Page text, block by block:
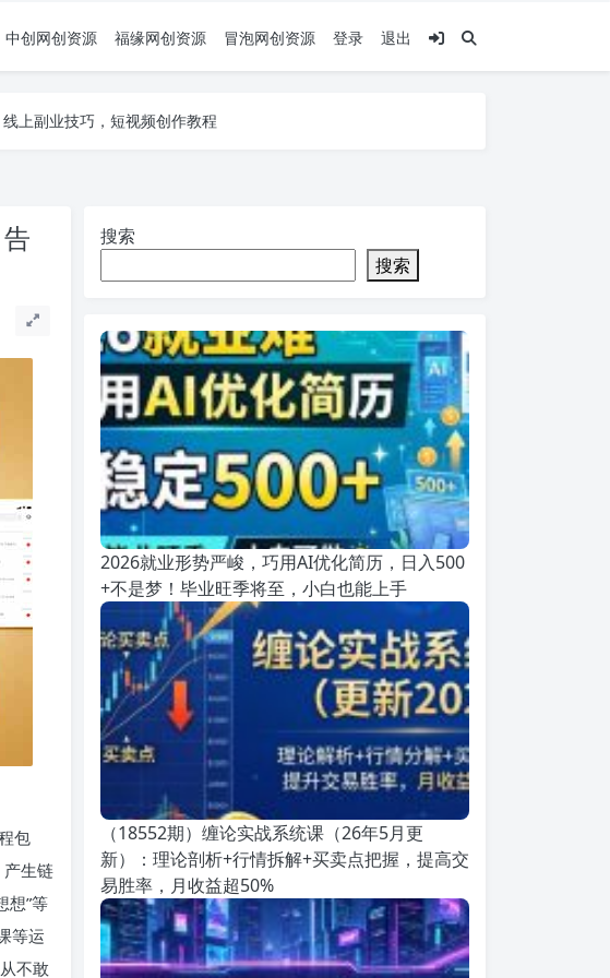
中创网创资源 福缘网创资源 冒泡网创资源 登录 退出
上副业技巧，短视频创作教程
包
生链
想”等
等运
不敢
搜索
搜索
2026就业形势严峻，巧用AI优化简历，日入500
+不是梦！毕业旺季将至，小白也能上手
（18552期）缠论实战系统课（26年5月更
新）：理论剖析+行情拆解+买卖点把握，提高交
易胜率，月收益超50%